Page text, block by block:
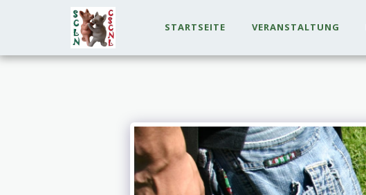
STARTSEITE VERANSTALTUNG